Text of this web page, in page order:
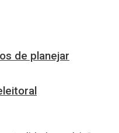
de planejar